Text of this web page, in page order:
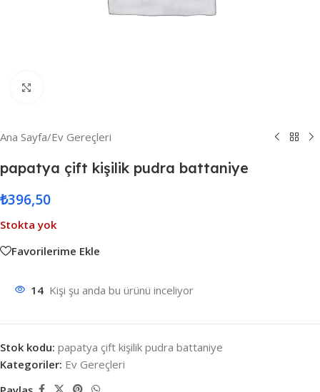
Ana Sayfa/Ev Gereçleri
papatya çift kişilik pudra battaniye
₺396,50
Stokta yok
Favorilerime Ekle
14 Kişi şu anda bu ürünü inceliyor
Stok kodu: papatya çift kişilik pudra battaniye
Kategoriler: Ev Gereçleri